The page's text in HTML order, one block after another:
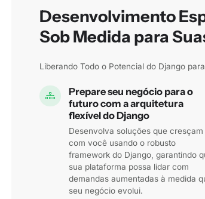
Desenvolvimento
Sob Medida para
Liberando Todo o Potencial do Django
Prepare seu negócio para o
futuro com a arquitetura
flexível do Django
Desenvolva soluções que cresçam
com você usando o robusto
framework do Django, garantindo
sua plataforma possa lidar com
demandas aumentadas à medida
seu negócio evolui.